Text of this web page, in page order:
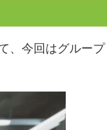
、今回はグループ